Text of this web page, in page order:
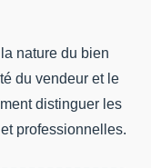
nature du bien
du vendeur et le
distinguer les
professionnelles.